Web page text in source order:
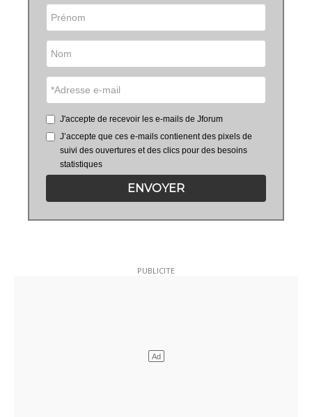
J'accepte de recevoir les e-mails de Jforum
J’accepte que ces e-mails contienent des pixels de
suivi des ouvertures et des clics pour des besoins
statistiques
ENVOYER